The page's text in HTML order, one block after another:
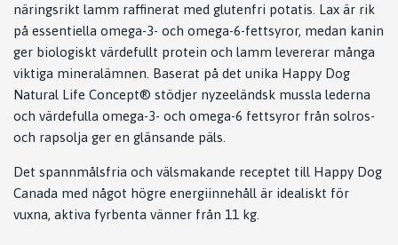
näringsrikt lamm raffinerat med glutenfri potatis. Lax är rik
på essentiella omega-3- och omega-6-fettsyror, medan kanin
ger biologiskt värdefullt protein och lamm levererar många
viktiga mineralämnen. Baserat på det unika Happy Dog
Natural Life Concept® stödjer nyzeeländsk mussla lederna
och värdefulla omega-3- och omega-6 fettsyror från solros-
och rapsolja ger en glänsande päls.
Det spannmålsfria och välsmakande receptet till Happy Dog
Canada med något högre energiinnehåll är idealiskt för
vuxna, aktiva fyrbenta vänner från 11 kg.